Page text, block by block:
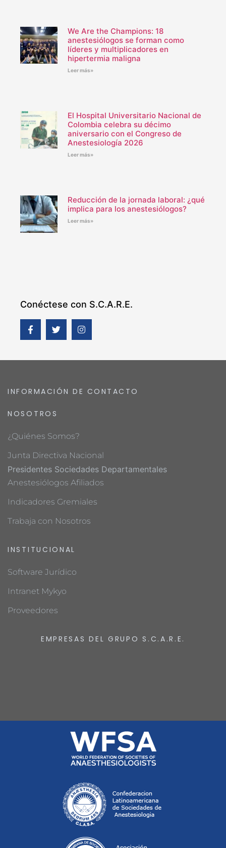
We Are the Champions: 18
anestesiólogos se forman como
líderes y multiplicadores en
hipertermia maligna
Leer más»
El Hospital Universitario Nacional de
Colombia celebra su décimo
aniversario con el Congreso de
Anestesiología 2026
Leer más»
Reducción de la jornada laboral: ¿qué
implica para los anestesiólogos?
Leer más»
Conéctese con S.C.A.R.E.
INFORMACIÓN DE CONTACTO
NOSOTROS
¿Quiénes Somos?
Junta Directiva Nacional
Presidentes Sociedades Departamentales
Anestesiólogos Afiliados
Indicadores Gremiales
Trabaja con Nosotros
INSTITUCIONAL
Software Jurídico
Intranet Mykyo
Proveedores
EMPRESAS DEL GRUPO S.C.A.R.E.